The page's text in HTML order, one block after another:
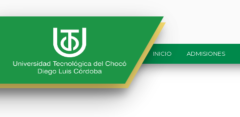
INICIO ADMISIONES
BannerTrabajoSocial